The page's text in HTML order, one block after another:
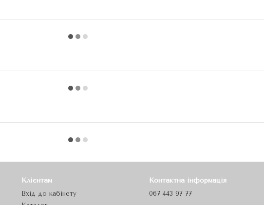
Клієнтам
Вхід до кабінету
Контактна інформація
067 443 97 77